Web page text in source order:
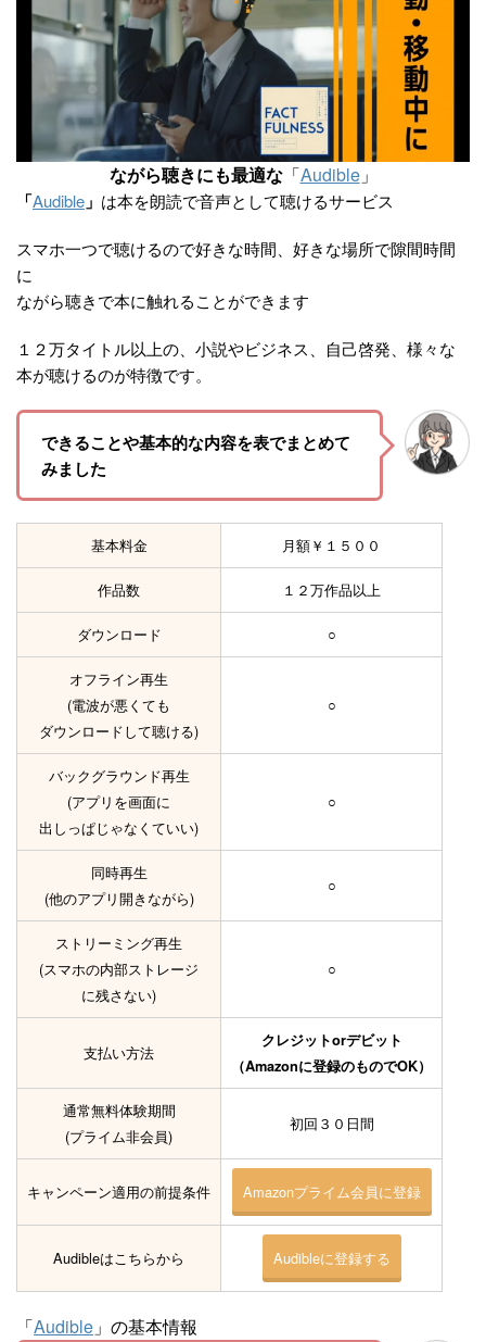
ながら聴きにも最適な「Audible」
「Audible 」 は本を朗読で音声として聴けるサービス
スマホ一つで聴けるので好きな時間、好きな場所で隙間時間
に
ながら聴きで本に触れることができます
１２万タイトル以上の、小説やビジネス、自己啓発、様々な
本が聴けるのが特徴です。
できることや基本的な内容を表でまとめて
みました
基本料金 月額￥１５００
作品数 １２万作品以上
ダウンロード ○
オフライン再生
(電波が悪くても
ダウンロードして聴ける)
○
バックグラウンド再生
(アプリを画面に
出しっぱじゃなくていい)
○
同時再生
(他のアプリ開きながら)
○
ストリーミング再生
(スマホの内部ストレージ
に残さない)
○
支払い方法
クレジットorデビット
（Amazonに登録のものでOK）
通常無料体験期間
(プライム非会員)
初回３０日間
キャンペーン適用の前提条件 Amazonプライム会員に登録
Audibleはこちらから Audibleに登録する
「Audible 」の基本情報